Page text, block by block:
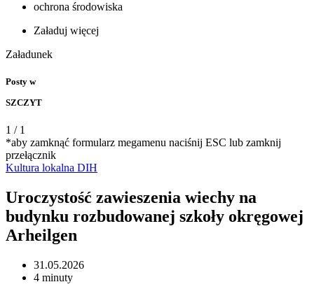
ochrona środowiska
Załaduj więcej
Załadunek
Posty w
SZCZYT
1 / 1
*aby zamknąć formularz megamenu naciśnij ESC lub zamknij
przełącznik
Kultura lokalna DIH
Uroczystość zawieszenia wiechy na
budynku rozbudowanej szkoły okręgowej
Arheilgen
31.05.2026
4 minuty